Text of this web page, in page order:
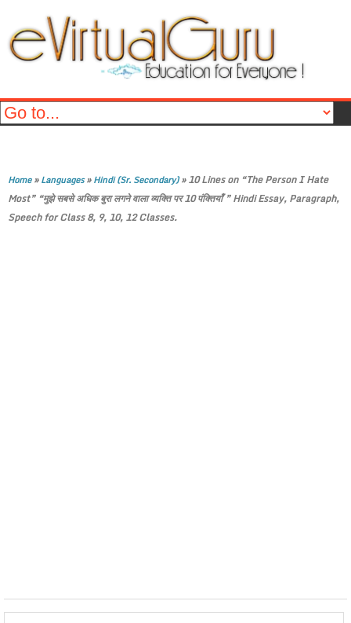
Home»Languages»Hindi (Sr. Secondary)»10 Lines on “The Person I Hate
Most” “मुझे सबसे अधिक बुरा लगने वाला व्यक्ति पर 10 पंक्तियाँ ” Hindi Essay, Paragraph,
Speech for Class 8, 9, 10, 12 Classes.